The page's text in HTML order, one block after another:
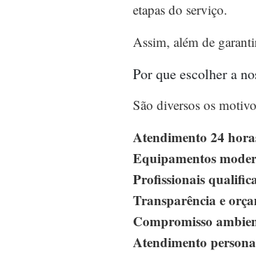
etapas do serviço.
Assim, além de
Por que escolher a
São diversos os
Atendimento 24
Equipamentos
Profissionais
Transparência e
Compromisso
Atendimento